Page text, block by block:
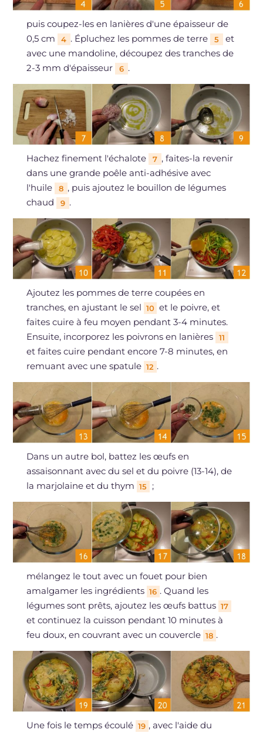
puis coupez-les en lanières d'une épaisseur de
0,5 cm
4 . Épluchez les pommes de terre 5
et
avec une mandoline, découpez des tranches de
2-3 mm d'épaisseur
6 .
Hachez finement l'échalote 7 , faites-la revenir
dans une grande poêle anti-adhésive avec
l'huile
8 , puis ajoutez le bouillon de légumes
chaud
9 .
Ajoutez les pommes de terre coupées en
tranches, en ajustant le sel 10 et le poivre, et
faites cuire à feu moyen pendant 3-4 minutes.
Ensuite, incorporez les poivrons en lanières
11
et faites cuire pendant encore 7-8 minutes, en
remuant avec une spatule 12 .
Dans un autre bol, battez les œufs en
assaisonnant avec du sel et du poivre (13-14), de
la marjolaine et du thym 15 ;
mélangez le tout avec un fouet pour bien
amalgamer les ingrédients 16 . Quand les
légumes sont prêts, ajoutez les œufs battus 17
et continuez la cuisson pendant 10 minutes à
feu doux, en couvrant avec un couvercle 18 .
Une fois le temps écoulé 19 , avec l'aide du